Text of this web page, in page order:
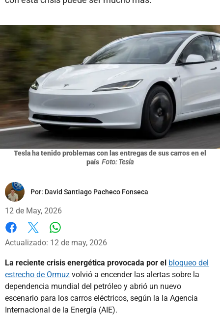
Tesla ha tenido problemas con las entregas de sus carros en el
país Foto: Tesla
Por: David Santiago Pacheco Fonseca
12 de May, 2026
Facebook
X
Actualizado: 12 de may, 2026
La reciente crisis energética provocada por el bloqueo del
estrecho de Ormuz volvió a encender las alertas sobre la
dependencia mundial del petróleo y abrió un nuevo
escenario para los carros eléctricos, según la la Agencia
Internacional de la Energía (AIE).